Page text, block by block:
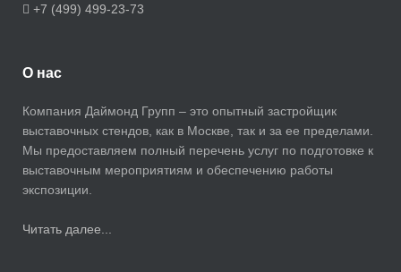
+7 (499) 499-23-73
О нас
Компания Даймонд Групп – это опытный застройщик
выставочных стендов, как в Москве, так и за ее пределами.
Мы предоставляем полный перечень услуг по подготовке к
выставочным мероприятиям и обеспечению работы
экспозиции.
Читать далее...